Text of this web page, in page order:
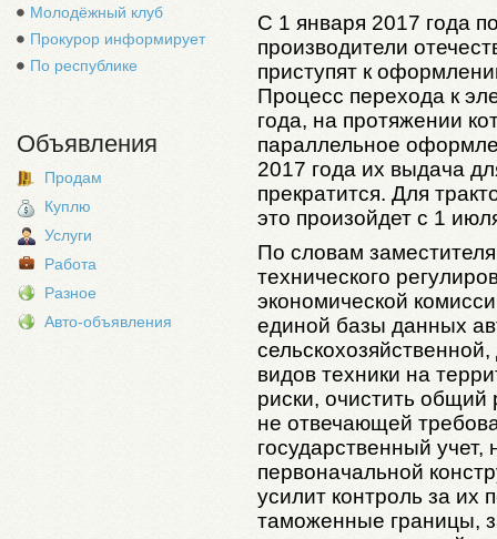
Молодёжный клуб
Прокурор информирует
По республике
Объявления
Продам
Куплю
Услуги
Работа
Разное
Авто-объявления
С 1 января 2017 года
производители
приступят к
Процесс перехода к
года, на протяжении
параллельное
2017 года их выдача
прекратится. Для
это произойдет с 1
По словам
технического
экономической
единой базы данных
видов техники на
риски, очистить общий
не отвечающей
государственный учет,
первоначальной
усилит контроль за
таможенные границы,